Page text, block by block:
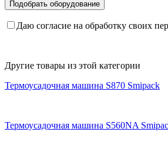
Даю согласие на обработку своих
Другие товары из этой категории
Термоусадочная машина S870 Smipack
Термоусадочная машина S560NA